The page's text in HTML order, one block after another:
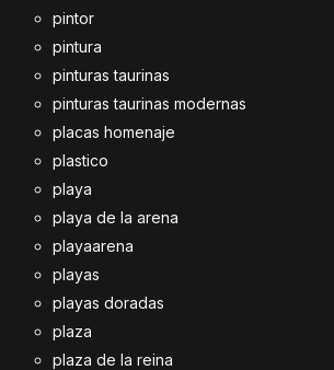
pintor
pintura
pinturas taurinas
pinturas taurinas modernas
placas homenaje
plastico
playa
playa de la arena
playaarena
playas
playas doradas
plaza
plaza de la reina